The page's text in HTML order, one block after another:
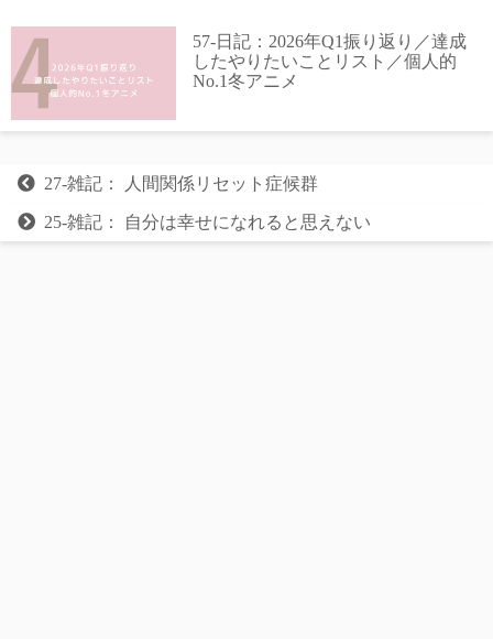
57-日記：2026年Q1振り返り／達成
したやりたいことリスト／個人的
No.1冬アニメ
27-雑記： 人間関係リセット症候群
25-雑記： 自分は幸せになれると思えない